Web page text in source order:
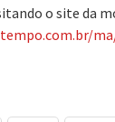
o site da